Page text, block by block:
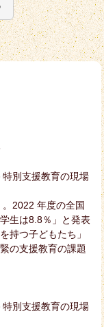
別支援教育の現場
2022 年度の全国
生は8.8％」と発表
持つ子どもたち」
の支援教育の課題
別支援教育の現場